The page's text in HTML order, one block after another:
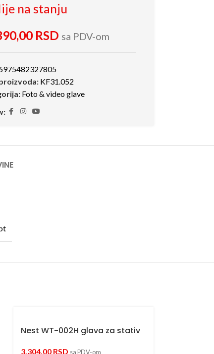
na stanju
RSD sa PDV-om
KF31.052
Foto & video glave
Nest WT-002H glava za stativ
3.304,00 RSD sa PDV-om